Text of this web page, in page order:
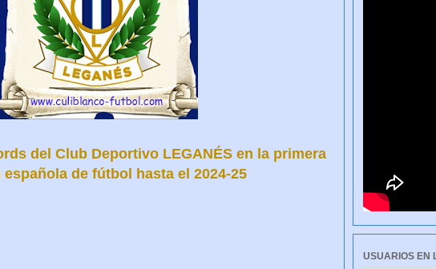
del Club Deportivo LEGANÉS en la primera
de fútbol hasta el 2024-25
USUARIOS EN